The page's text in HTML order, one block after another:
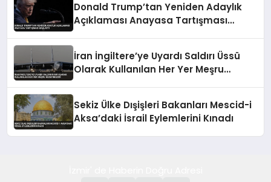
Donald Trump’tan Yeniden Adaylık
Açıklaması Anayasa Tartışması
İran İngiltere’ye Uyardı Saldırı Üssü
Olarak Kullanılan Her Yer Meşru
Sekiz Ülke Dışişleri Bakanları Mescid-i
Aksa’daki İsrail Eylemlerini Kınadı